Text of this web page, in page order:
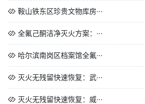
鞍山铁东区珍贵文物库房···
全氟己酮洁净灭火方案：···
哈尔滨南岗区档案馆全氟···
灭火无残留快速恢复：武···
灭火无残留快速恢复：威···